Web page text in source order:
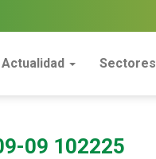
Actualidad Sectores
09 102225